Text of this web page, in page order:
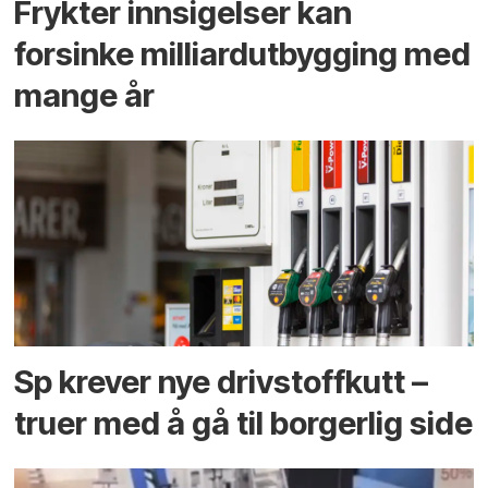
Frykter innsigelser kan
forsinke milliard­utbygging med
mange år
Sp krever nye drivstoffkutt –
truer med å gå til borgerlig side